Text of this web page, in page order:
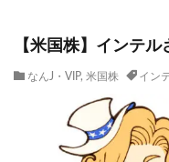
【米国株】インテ
なんJ・VIP, 米国株 イン